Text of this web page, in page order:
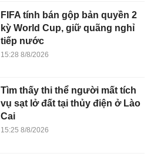
FIFA tính bán gộp bản quyền 2
kỳ World Cup, giữ quãng nghỉ
tiếp nước
15:28 8/8/2026
Tìm thấy thi thể người mất tích
vụ sạt lở đất tại thủy điện ở Lào
Cai
15:25 8/8/2026